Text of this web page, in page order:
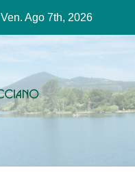
Ven. Ago 7th, 2026